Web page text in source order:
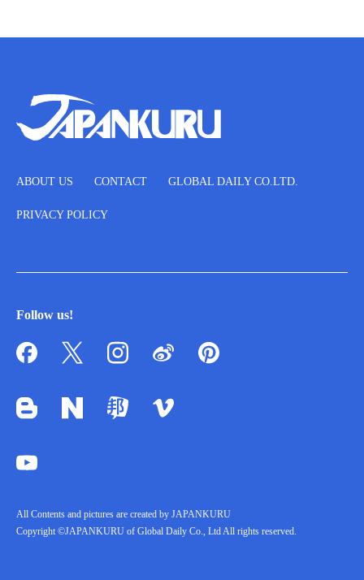
ABOUT US CONTACT GLOBAL DAILY CO.LTD.
PRIVACY POLICY
Follow us!
All Contents and pictures are created by JAPANKURU
Copyright ©JAPANKURU of Global Daily Co., Ltd All rights reserved.